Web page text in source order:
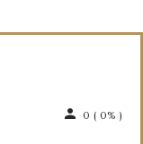
0 ( 0% )